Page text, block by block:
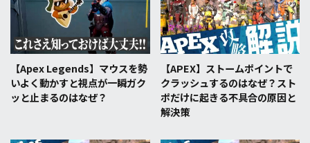
【Apex Legends】マウスを勢
いよく動かすと視点が一瞬ガク
ッと止まるのはなぜ？
【APEX】ストームポイントで
クラッシュするのはなぜ？スト
ポだけに起きる不具合の原因と
解決策